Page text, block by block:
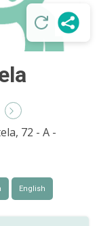
72 - A -
English